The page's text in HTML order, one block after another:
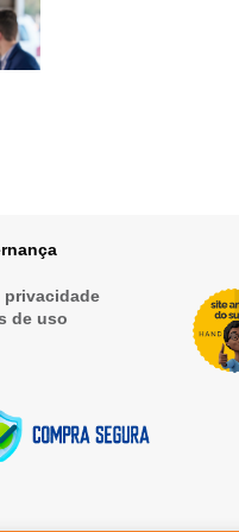
privacidade
de uso